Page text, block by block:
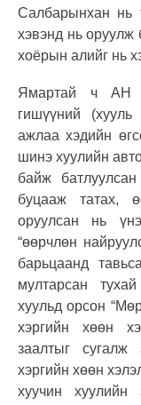
Салбарынхан нь
хэвэнд нь оруулж
хоёрын алийг нь
Ямартай ч АН
гишүүний (
ажлаа хэдийн
шинэ хуулийн
байж
буцааж татах,
оруулсан нь
“өөрчлөн
барьцаанд
мултарсан
хуульд орсон
хэргийн хөөн
заалтыг
хэргийн хөөн
хуучин хуулийн